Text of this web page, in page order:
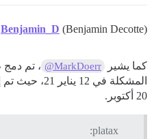
Benjamin_D (Benjamin Decotte)
كما يشير @MarkDoerr
20 أكتوبر.
platax: